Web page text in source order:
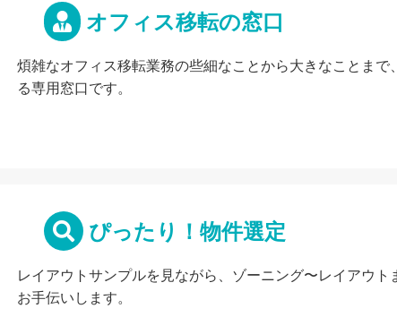
オフィス移転の窓口
煩雑なオフィス移転業務の些細なことから大きなことまで
る専用窓口です。
ぴったり！物件選定
レイアウトサンプルを見ながら、ゾーニング〜レイアウ
お手伝いします。